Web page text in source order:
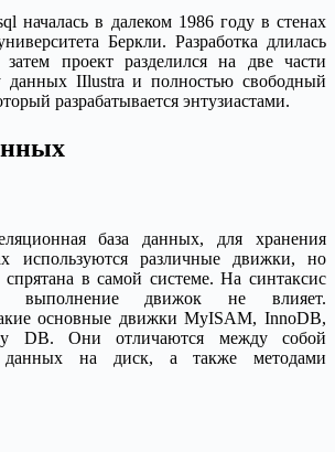
началась в далеком 1986 году в стенах
Беркли. Разработка длилась
проект разделился на две части
данных IIlustra и полностью свободный
разрабатывается энтузиастами.
база данных, для хранения
используются различные движки, но
в самой системе. На синтаксис
движок не влияет.
основные движки MyISAM, InnoDB,
DB. Они отличаются между собой
данных на диск, а также методами